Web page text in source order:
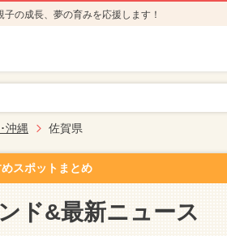
の成長、夢の育みを応援します！
沖縄 佐賀県
スポットまとめ
ド&最新ニュース